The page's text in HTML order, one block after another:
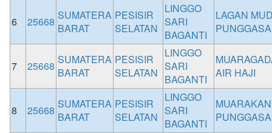
6 25668 SUMATERA
BARAT
PESISIR
SELATAN
LINGGO
SARI
BAGANTI
LAGAN
7 25668 SUMATERA
BARAT
PESISIR
SELATAN
LINGGO
SARI
BAGANTI
AIR HAJI
8 25668 SUMATERA
BARAT
PESISIR
SELATAN
LINGGO
SARI
BAGANTI